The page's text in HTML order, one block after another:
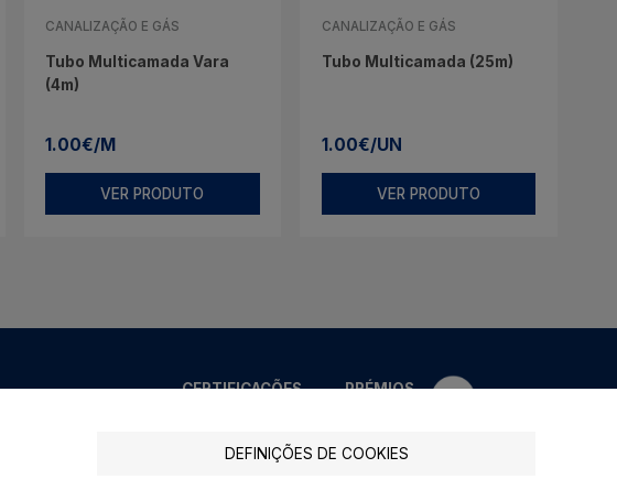
CANALIZAÇÃO E GÁS
Tubo Multicamada Vara
(4m)
1.00€/M
VER PRODUTO
CANALIZAÇÃO E GÁS
Tubo Multicamada (25m)
1.00€/UN
VER PRODUTO
CERTIFICAÇÕES PRÉMIOS
DEFINIÇÕES DE COOKIES